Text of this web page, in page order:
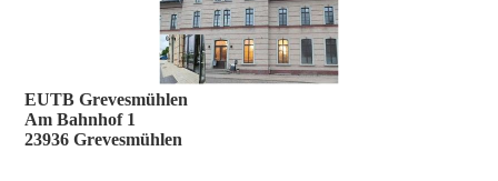
EUTB Grevesmühlen
Am Bahnhof 1
23936 Grevesmühlen